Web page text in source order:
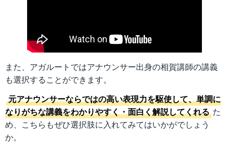
また、アガルートではアナウンサー出身の相賀講師の講義
も選択することができます。
元アナウンサーならではの高い表現力を駆使して、単調に
なりがちな講義をわかりやすく・面白く解説してくれる た
め、こちらもぜひ選択肢に入れてみてはいかがでしょう
か。